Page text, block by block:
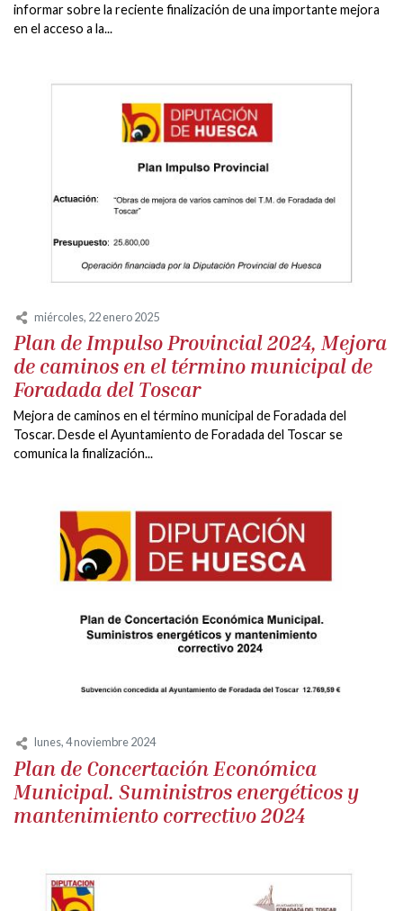
informar sobre la reciente finalización de una importante mejora
en el acceso a la...
miércoles, 22 enero 2025
Plan de Impulso Provincial 2024, Mejora
de caminos en el término municipal de
Foradada del Toscar
Mejora de caminos en el término municipal de Foradada del
Toscar. Desde el Ayuntamiento de Foradada del Toscar se
comunica la finalización...
lunes, 4 noviembre 2024
Plan de Concertación Económica
Municipal. Suministros energéticos y
mantenimiento correctivo 2024